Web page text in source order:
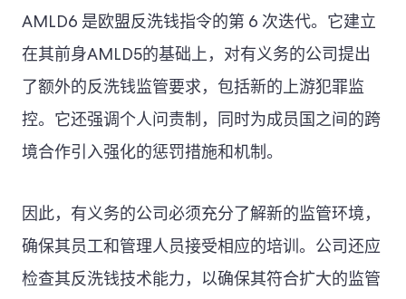
AMLD6 是欧盟反洗钱指令的第 6 次迭代。它建立
在其前身AMLD5的基础上，对有义务的公司提出
了额外的反洗钱监管要求，包括新的上游犯罪监
控。它还强调个人问责制，同时为成员国之间的跨
境合作引入强化的惩罚措施和机制。
因此，有义务的公司必须充分了解新的监管环境，
确保其员工和管理人员接受相应的培训。公司还应
检查其反洗钱技术能力，以确保其符合扩大的监管